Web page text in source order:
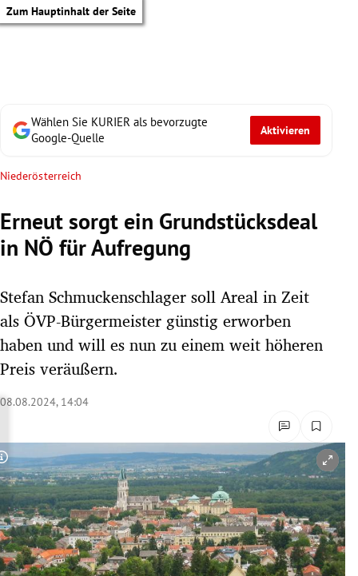
Zum Hauptinhalt der Seite
Untermenü
Untermenü
Untermenü
Untermenü
Untermenü
Untermenü
Untermenü
Wählen Sie KURIER als bevorzugte
Google-Quelle
Aktivieren
Niederösterreich
Erneut sorgt ein Grundstücksdeal
in NÖ für Aufregung
Stefan Schmuckenschlager soll Areal in Zeit
als ÖVP-Bürgermeister günstig erworben
haben und will es nun zu einem weit höheren
Preis veräußern.
08.08.2024, 14:04
Copyright-Hinweis öffnen/schließen